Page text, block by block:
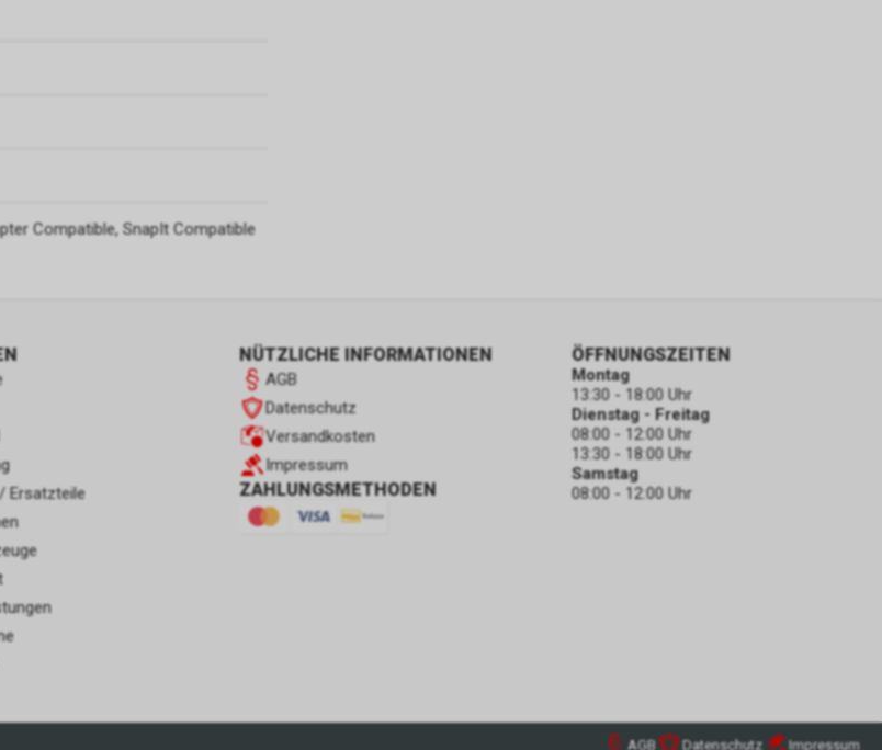
Compatible, SnapIt Compatible
Ersatzteile
NÜTZLICHE INFORMATIONEN
AGB
Datenschutz
Versandkosten
Impressum
ZAHLUNGSMETHODEN
ÖFFNUNGSZEITEN
Montag
13:30 - 18:00 Uhr
Dienstag - Freitag
08:00 - 12:00 Uhr
13:30 - 18:00 Uhr
Samstag
08:00 - 12:00 Uhr
AGB Datenschutz Impressum